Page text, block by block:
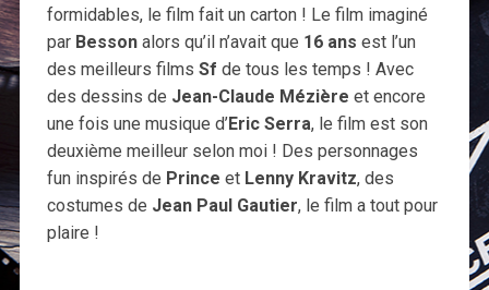
formidables, le film fait un carton ! Le film imaginé
par Bessonalors qu’il n’avait que 16 ans est l’un
des meilleurs films Sf de tous les temps ! Avec
des dessins de Jean-Claude Mézière et encore
une fois une musique d’Eric Serra, le film est son
deuxième meilleur selon moi ! Des personnages
fun inspirés de Prince et Lenny Kravitz, des
costumes de Jean Paul Gautier, le film a tout pour
plaire !